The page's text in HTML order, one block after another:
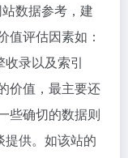
数据参考，建
值评估因素如：
录以及索引
价值，最主要还
些确切的数据则
提供。如该站的